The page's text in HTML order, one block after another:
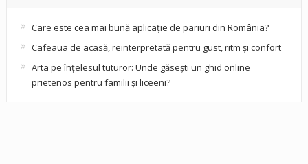
Care este cea mai bună aplicație de pariuri din România?
Cafeaua de acasă, reinterpretată pentru gust, ritm și confort
Arta pe înțelesul tuturor: Unde găsești un ghid online
prietenos pentru familii și liceeni?